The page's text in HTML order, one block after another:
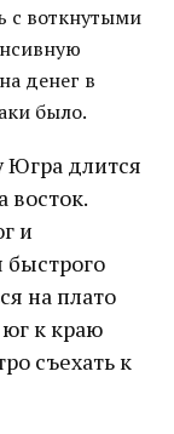
с воткнутыми
денег в
было.
Югра длится
восток.
и
на плато
юг к краю
съехать к